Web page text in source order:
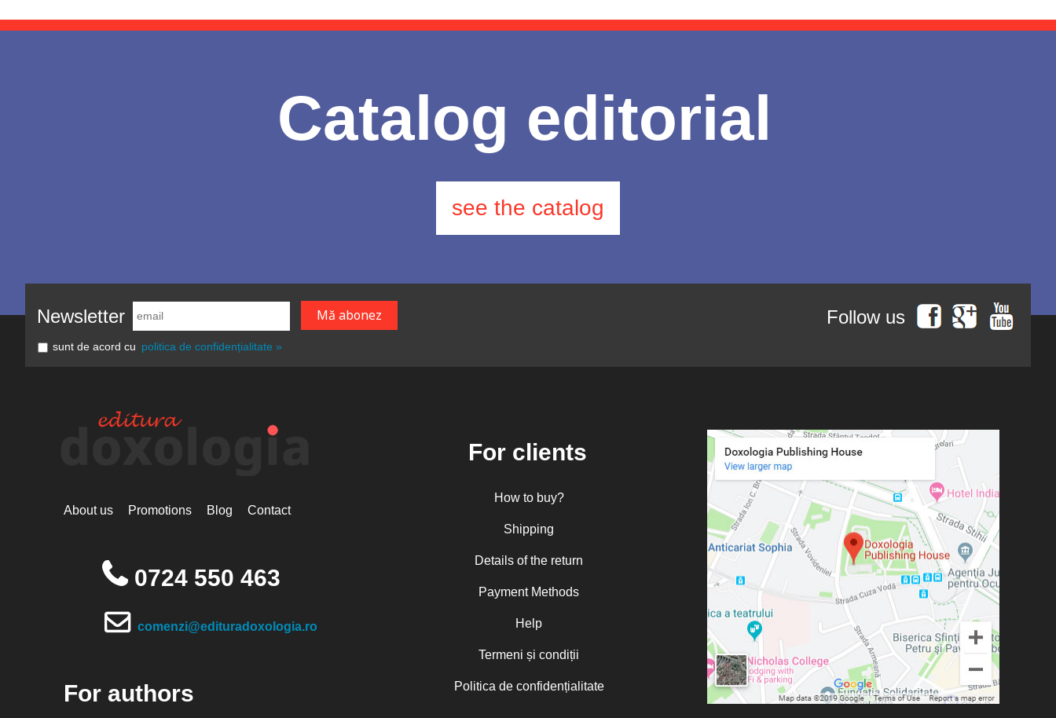
Catalog editorial
see the catalog
Newsletter
sunt de acord cu politica de confidențialitate »
Follow us
About us Promotions Blog Contact
0724 550 463
comenzi@edituradoxologia.ro
For authors
For clients
How to buy?
Shipping
Details of the return
Payment Methods
Help
Termeni și condiții
Politica de confidențialitate